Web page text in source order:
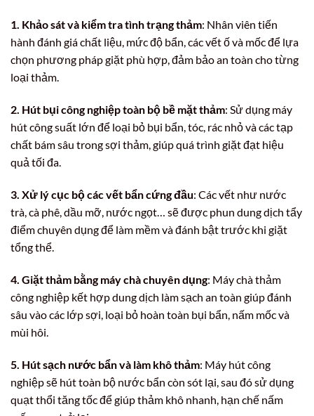
1. Khảo sát và kiểm tra tình trạng thảm: Nhân viên tiến
hành đánh giá chất liệu, mức độ bẩn, các vết ố và mốc để lựa
chọn phương pháp giặt phù hợp, đảm bảo an toàn cho từng
loại thảm.
2. Hút bụi công nghiệp toàn bộ bề mặt thảm: Sử dụng máy
hút công suất lớn để loại bỏ bụi bẩn, tóc, rác nhỏ và các tạp
chất bám sâu trong sợi thảm, giúp quá trình giặt đạt hiệu
quả tối đa.
3. Xử lý cục bộ các vết bẩn cứng đầu: Các vết như nước
trà, cà phê, dầu mỡ, nước ngọt… sẽ được phun dung dịch tẩy
điểm chuyên dụng để làm mềm và đánh bật trước khi giặt
tổng thể.
4. Giặt thảm bằng máy chà chuyên dụng: Máy chà thảm
công nghiệp kết hợp dung dịch làm sạch an toàn giúp đánh
sâu vào các lớp sợi, loại bỏ hoàn toàn bụi bẩn, nấm mốc và
mùi hôi.
5. Hút sạch nước bẩn và làm khô thảm: Máy hút công
nghiệp sẽ hút toàn bộ nước bẩn còn sót lại, sau đó sử dụng
quạt thổi tăng tốc để giúp thảm khô nhanh, hạn chế nấm